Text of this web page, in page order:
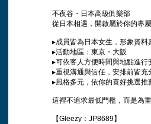
不夜谷・日本高級俱樂部
從日本相遇，開啟屬於你的專
▸成員皆為日本女生，形象資
▸活動地區：東京・大阪
▸可依客人方便時間與地點進行
▸重視溝通與信任，安排前皆充
▸風格多元，依你的喜好挑選推
這裡不追求最低門檻，而是為
【Gleezy：JP8689】